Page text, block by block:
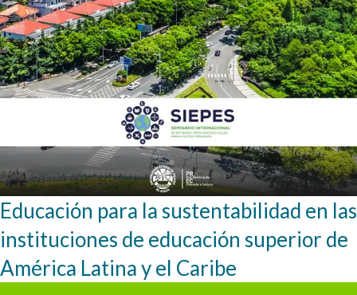
Educación para la sustentabilidad en las
instituciones de educación superior de
América Latina y el Caribe